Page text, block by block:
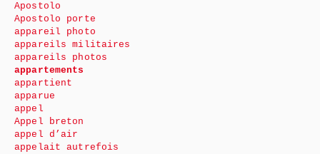
Apostolo
Apostolo porte
appareil photo
appareils militaires
appareils photos
appartements
appartient
apparue
appel
Appel breton
appel d’air
appelait autrefois